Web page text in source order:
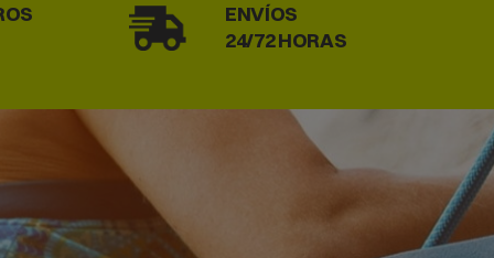
ENVÍOS
24/72 HORAS